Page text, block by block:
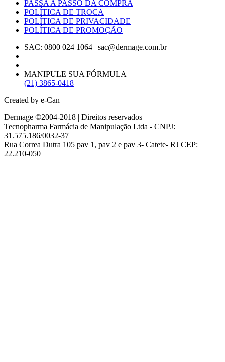
PASSA A PASSO DA COMPRA
POLÍTICA DE TROCA
POLÍTICA DE PRIVACIDADE
POLÍTICA DE PROMOÇÃO
SAC: 0800 024 1064 | sac@dermage.com.br
MANIPULE SUA FÓRMULA
(21) 3865-0418
Created by e-Can
Dermage ©2004-2018 | Direitos reservados
Tecnopharma Farmácia de Manipulação Ltda - CNPJ:
31.575.186/0032-37
Rua Correa Dutra 105 pav 1, pav 2 e pav 3- Catete- RJ CEP:
22.210-050